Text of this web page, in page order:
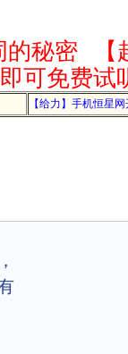
的秘密
可免费试
【给力】手机恒星